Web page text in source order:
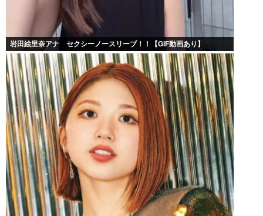
岩田絵里奈アナ セクシーノースリーブ！！【GIF動画あり】